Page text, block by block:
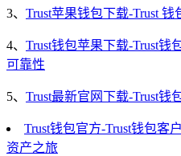
3、 Trust苹果钱包下载-Trust
4、 Trust钱包苹果下载-Trust钱
可靠性
5、 Trust最新官网下载-Trust钱
Trust钱包官方-Trust钱包客
资产之旅